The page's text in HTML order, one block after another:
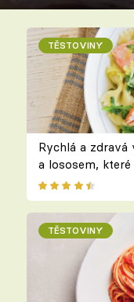
TĚSTOVINY
Rychlá a zdravá
a lososem,
TĚSTOVINY